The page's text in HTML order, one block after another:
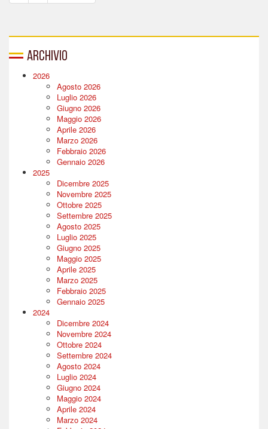
Archivio
2026
Agosto 2026
Luglio 2026
Giugno 2026
Maggio 2026
Aprile 2026
Marzo 2026
Febbraio 2026
Gennaio 2026
2025
Dicembre 2025
Novembre 2025
Ottobre 2025
Settembre 2025
Agosto 2025
Luglio 2025
Giugno 2025
Maggio 2025
Aprile 2025
Marzo 2025
Febbraio 2025
Gennaio 2025
2024
Dicembre 2024
Novembre 2024
Ottobre 2024
Settembre 2024
Agosto 2024
Luglio 2024
Giugno 2024
Maggio 2024
Aprile 2024
Marzo 2024